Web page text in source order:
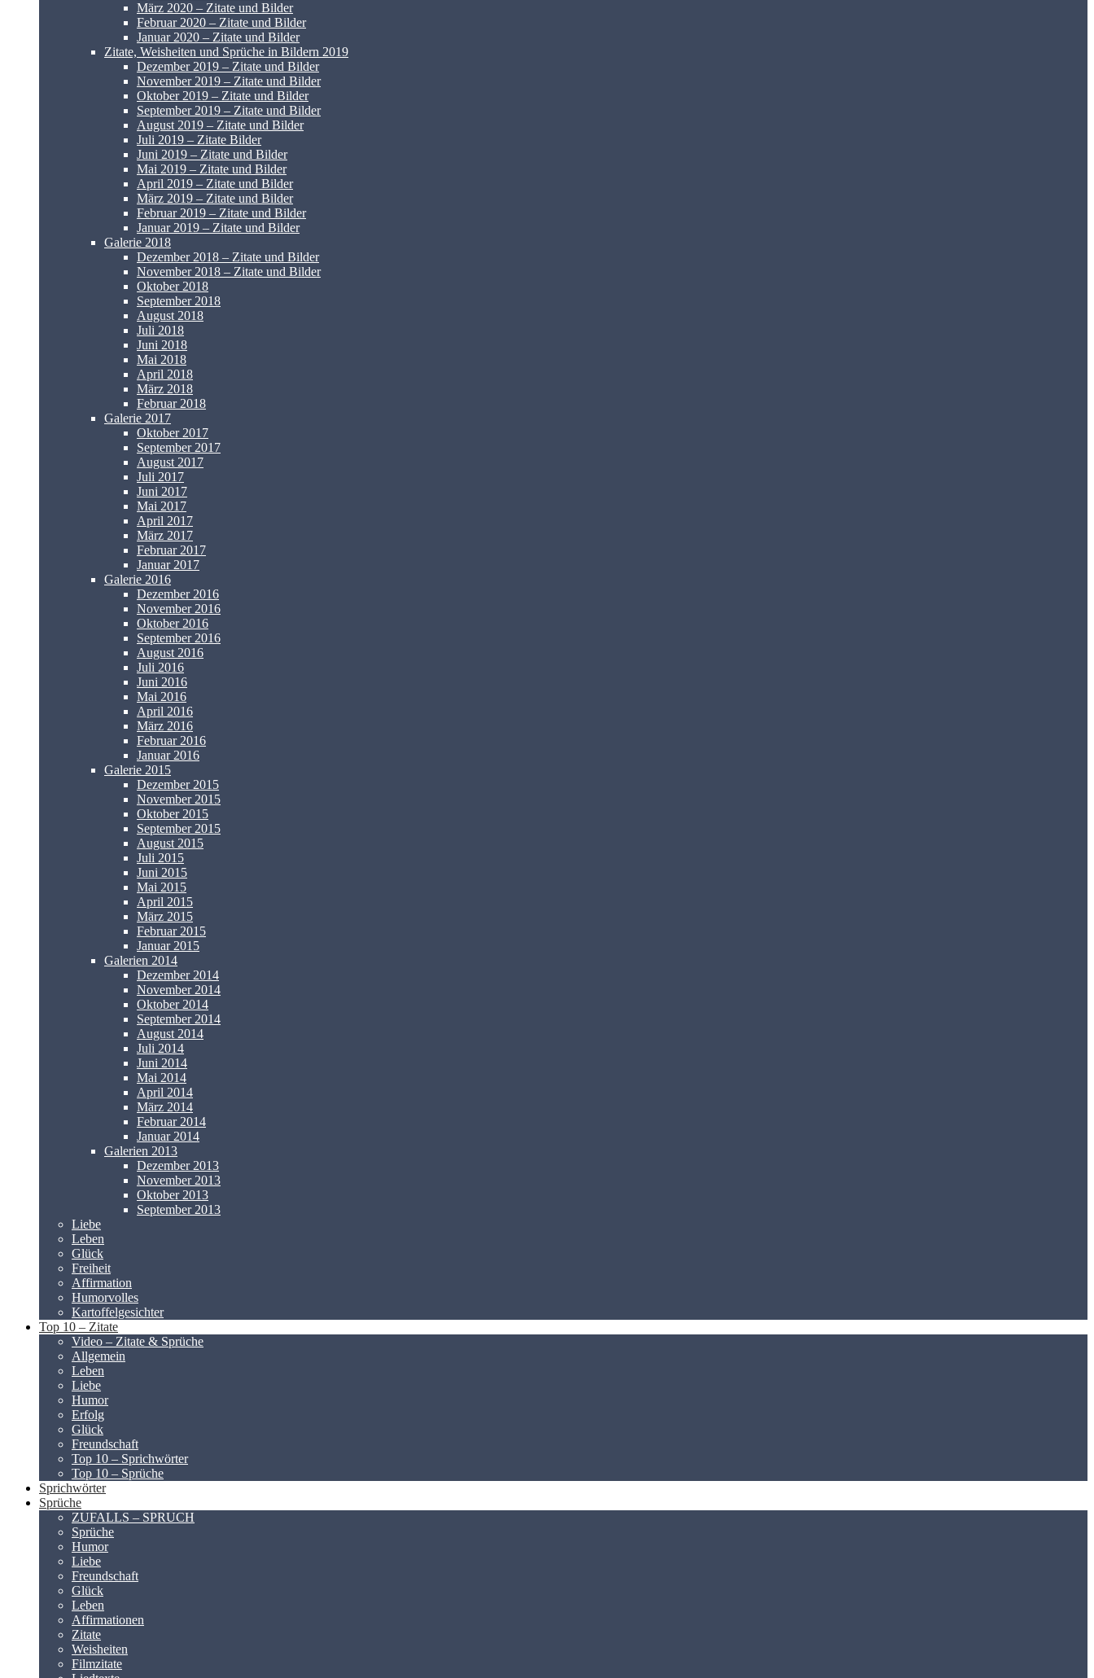
März 2020 – Zitate und Bilder
Februar 2020 – Zitate und Bilder
Januar 2020 – Zitate und Bilder
Zitate, Weisheiten und Sprüche in Bildern 2019
Dezember 2019 – Zitate und Bilder
November 2019 – Zitate und Bilder
Oktober 2019 – Zitate und Bilder
September 2019 – Zitate und Bilder
August 2019 – Zitate und Bilder
Juli 2019 – Zitate Bilder
Juni 2019 – Zitate und Bilder
Mai 2019 – Zitate und Bilder
April 2019 – Zitate und Bilder
März 2019 – Zitate und Bilder
Februar 2019 – Zitate und Bilder
Januar 2019 – Zitate und Bilder
Galerie 2018
Dezember 2018 – Zitate und Bilder
November 2018 – Zitate und Bilder
Oktober 2018
September 2018
August 2018
Juli 2018
Juni 2018
Mai 2018
April 2018
März 2018
Februar 2018
Galerie 2017
Oktober 2017
September 2017
August 2017
Juli 2017
Juni 2017
Mai 2017
April 2017
März 2017
Februar 2017
Januar 2017
Galerie 2016
Dezember 2016
November 2016
Oktober 2016
September 2016
August 2016
Juli 2016
Juni 2016
Mai 2016
April 2016
März 2016
Februar 2016
Januar 2016
Galerie 2015
Dezember 2015
November 2015
Oktober 2015
September 2015
August 2015
Juli 2015
Juni 2015
Mai 2015
April 2015
März 2015
Februar 2015
Januar 2015
Galerien 2014
Dezember 2014
November 2014
Oktober 2014
September 2014
August 2014
Juli 2014
Juni 2014
Mai 2014
April 2014
März 2014
Februar 2014
Januar 2014
Galerien 2013
Dezember 2013
November 2013
Oktober 2013
September 2013
Liebe
Leben
Glück
Freiheit
Affirmation
Humorvolles
Kartoffelgesichter
Top 10 – Zitate
Video – Zitate & Sprüche
Allgemein
Leben
Liebe
Humor
Erfolg
Glück
Freundschaft
Top 10 – Sprichwörter
Top 10 – Sprüche
Sprichwörter
Sprüche
ZUFALLS – SPRUCH
Sprüche
Humor
Liebe
Freundschaft
Glück
Leben
Affirmationen
Zitate
Weisheiten
Filmzitate